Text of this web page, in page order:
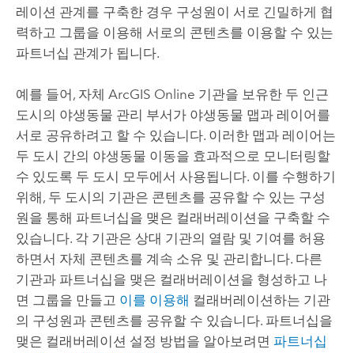
레이션 관계를 구축한 경우 구성원이 서로 긴밀하게 협
력하고 그룹을 이용해 서로의 콘텐츠를 이용할 수 있는
파트너십 관계가 됩니다.
예를 들어, 자체 ArcGIS Online 기관을 보유한 두 인근
도시의 야생동물 관리 부서가 야생동물 맵과 레이어를
서로 공유하려고 할 수 있습니다. 이러한 맵과 레이어는
두 도시 간의 야생동물 이동을 효과적으로 모니터링할
수 있도록 두 도시 모두에서 사용됩니다. 이를 수행하기
위해, 두 도시의 기관은 콘텐츠를 공유할 수 있는 구성
원을 통해 파트너십을 맺은 컬래버레이션을 구축할 수
있습니다. 각 기관은 상대 기관의 열람 및 기여를 허용
하면서 자체 콘텐츠를 계속 소유 및 관리합니다. 다른
기관과 파트너십을 맺은 컬래버레이션을 형성하고 나
면 그룹을 만들고 이를 이용해 컬래버레이션하는 기관
의 구성원과 콘텐츠를 공유할 수 있습니다. 파트너십을
맺은 컬래버레이션 설정 방법을 알아보려면 파트너십